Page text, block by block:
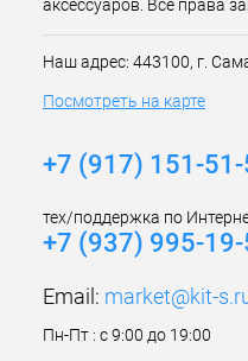
аксессуаров. Все права
Наш адрес: 443100, г.
Посмотреть на карте
+7 (917) 151-51-
тех/поддержка по
+7 (937) 995-
Email: market@kit-
Пн-Пт : с 9:00 до 19:00